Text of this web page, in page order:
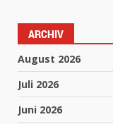
ARCHIV
August 2026
Juli 2026
Juni 2026